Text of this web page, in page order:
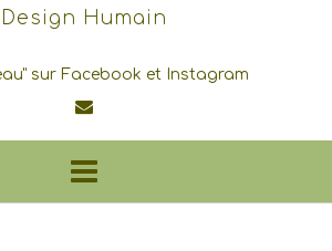
Design Humain
sur Facebook et Instagram